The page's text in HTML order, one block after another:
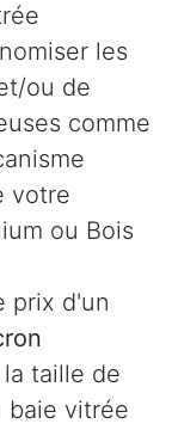
les
ou de
comme
votre
ou Bois
prix d'un
taille de
baie vitrée